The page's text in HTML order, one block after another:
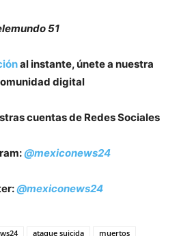
51
al instante, únete a nuestra
digital
cuentas de Redes Sociales
@mexiconews24
@mexiconews24
ataque suicida
muertos